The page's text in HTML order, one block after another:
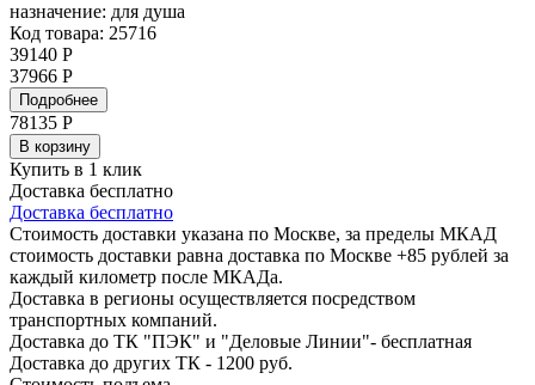
назначение: для душа
Код товара: 25716
39140 Р
37966 Р
Подробнее
78135 Р
В корзину
Купить в 1 клик
Доставка бесплатно
Доставка бесплатно
Стоимость доставки указана по Москве, за пределы МКАД
стоимость доставки равна доставка по Москве +85 рублей за
каждый километр после МКАДа.
Доставка в регионы осуществляется посредством
транспортных компаний.
Доставка до ТК "ПЭК" и "Деловые Линии"- бесплатная
Доставка до других ТК - 1200 руб.